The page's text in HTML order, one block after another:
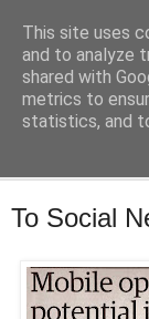
::Alma
Τεχνολογία,
Το Social
This site uses
and to analyze
shared with
metrics to
statistics, and